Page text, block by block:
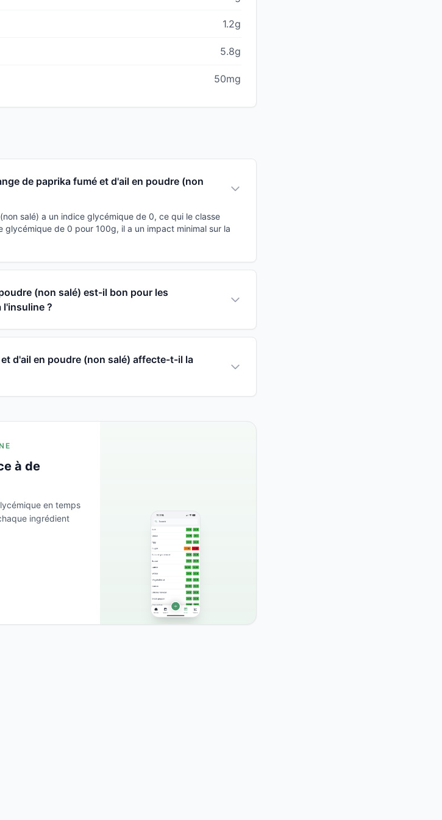
1.2g
5.8g
50mg
de paprika fumé et d'ail en poudre (non
salé) a un indice glycémique de 0, ce qui le classe
glycémique de 0 pour 100g, il a un impact minimal sur la
(non salé) est-il bon pour les
?
d'ail en poudre (non salé) affecte-t-il la
à de
en temps
ingrédient